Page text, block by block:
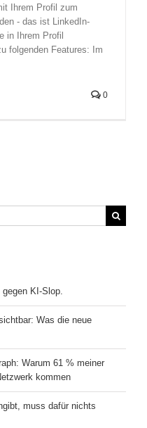
Ihrem Profil zum
- das ist LinkedIn-
in Ihrem Profil
folgenden Features: Im
0
KI-Slop.
Was die neue
Warum 61 % meiner
kommen
muss dafür nichts